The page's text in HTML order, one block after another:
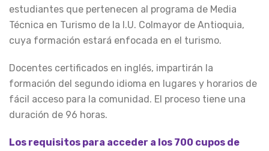
estudiantes que pertenecen al programa de Media
Técnica en Turismo de la I.U. Colmayor de Antioquia,
cuya formación estará enfocada en el turismo.
Docentes certificados en inglés, impartirán la
formación del segundo idioma en lugares y horarios de
fácil acceso para la comunidad. El proceso tiene una
duración de 96 horas.
Los requisitos para acceder a los 700 cupos de